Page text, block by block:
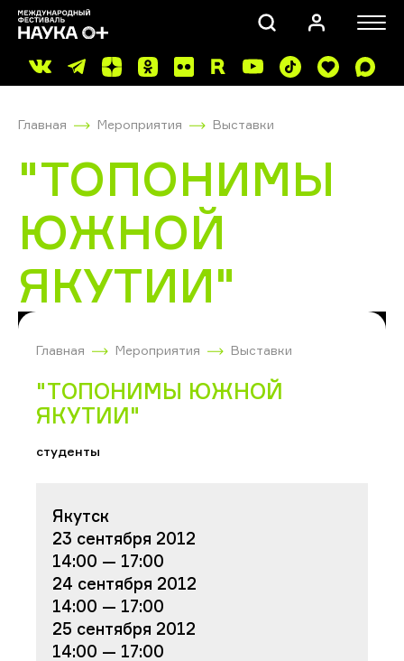
Главная Мероприятия Выставки
"ТОПОНИМЫ
ЮЖНОЙ
ЯКУТИИ"
Главная Мероприятия Выставки
"ТОПОНИМЫ ЮЖНОЙ
ЯКУТИИ"
студенты
Якутск
23 сентября 2012
14:00 — 17:00
24 сентября 2012
14:00 — 17:00
25 сентября 2012
14:00 — 17:00